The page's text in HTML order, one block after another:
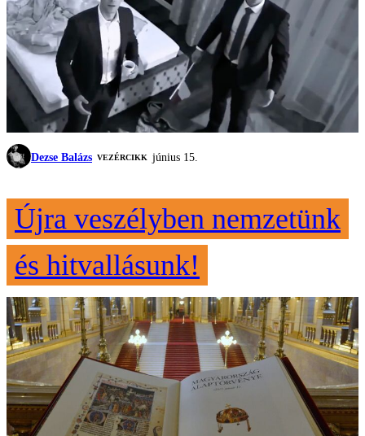
Dezse Balázs VEZÉRCIKK június 15.
Újra veszélyben nemzetünk
és hitvallásunk!